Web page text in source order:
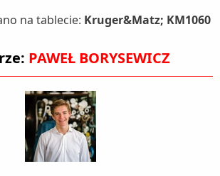
na tablecie: Kruger&Matz; KM1060
PAWEŁ BORYSEWICZ